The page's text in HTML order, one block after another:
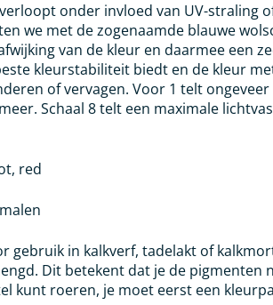
onder invloed van UV-straling
we met de zogenaamde blauwe
van de kleur en daarmee een
kleurstabiliteit biedt en de kleur
of vervagen. Voor 1 telt ongeveer
Schaal 8 telt een maximale
red
gebruik in kalkverf, tadelakt of
Dit betekent dat je de pigmenten
kunt roeren, je moet eerst een